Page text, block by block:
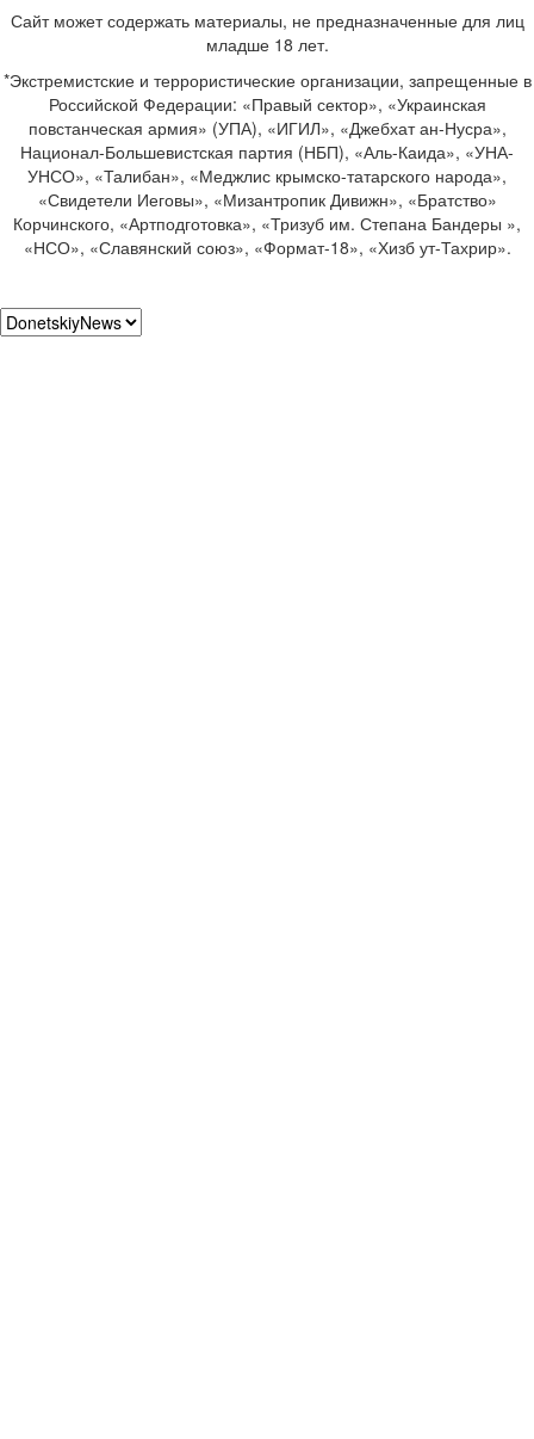
Сайт может содержать материалы, не предназначенные для лиц
младше 18 лет.
*Экстремистские и террористические организации, запрещенные в
Российской Федерации: «Правый сектор», «Украинская
повстанческая армия» (УПА), «ИГИЛ», «Джебхат ан-Нусра»,
Национал-Большевистская партия (НБП), «Аль-Каида», «УНА-
УНСО», «Талибан», «Меджлис крымско-татарского народа»,
«Свидетели Иеговы», «Мизантропик Дивижн», «Братство»
Корчинского, «Артподготовка», «Тризуб им. Степана Бандеры »,
«НСО», «Славянский союз», «Формат-18», «Хизб ут-Тахрир».